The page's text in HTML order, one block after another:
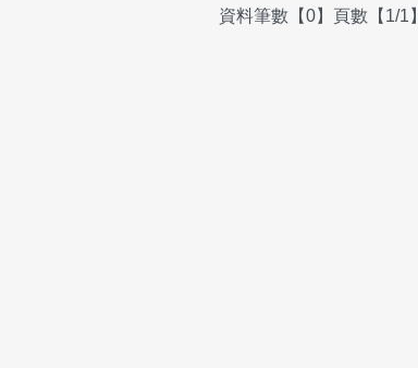
資料筆數【0】頁數【1/1】